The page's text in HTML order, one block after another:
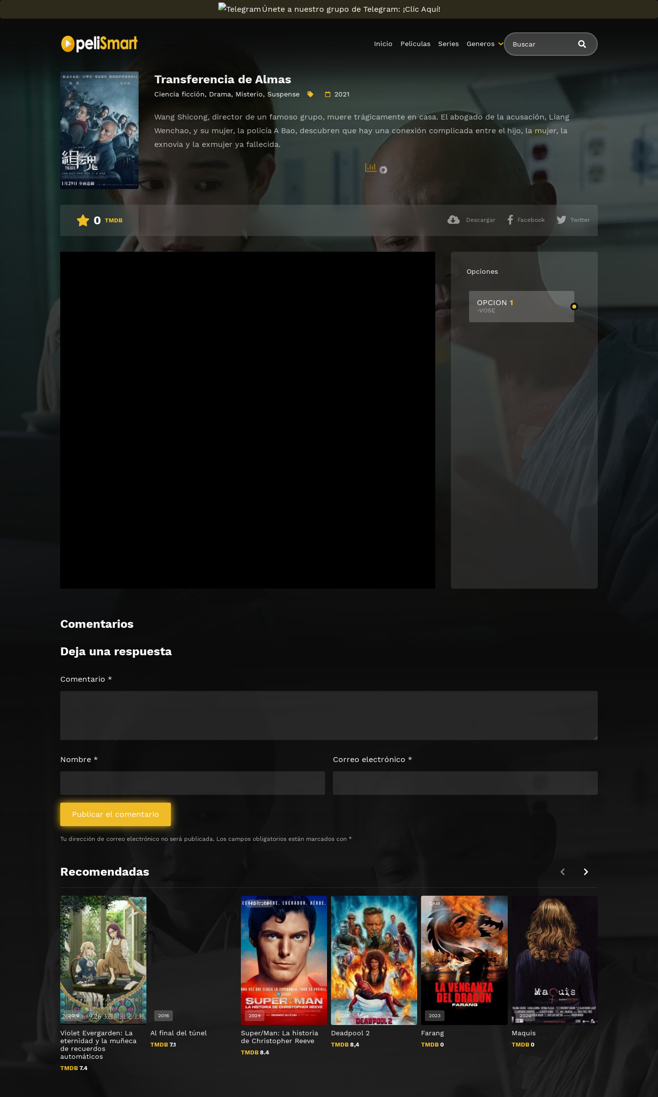
Únete a nuestro grupo de Telegram: ¡Clic Aquí!
Inicio Peliculas Series Generos
Transferencia de Almas
Ciencia ficción, Drama, Misterio, Suspense 2021
Wang Shicong, director de un famoso grupo, muere trágicamente en casa. El abogado de la acusación, Liang
Wenchao, y su mujer, la policía A Bao, descubren que hay una conexión complicada entre el hijo, la mujer, la
exnovia y la exmujer ya fallecida.
0 TMDB Descargar Facebook Twitter
🔒 Acceso Requerido
Opciones
OPCION 1
-VOSE
Comentarios
Deja una respuesta
Tu dirección de correo electrónico no será publicada. Los campos obligatorios están marcados con *
Comentario *
Nombre * Correo electrónico *
Recomendadas
Violet Evergarden: La
eternidad y la muñeca
de recuerdos
automáticos
TMDB 7.4
2019
Al final del túnel
TMDB 7.1
2016
Super/Man: La historia
de Christopher Reeve
TMDB8.4
HD 720P
2024
Deadpool 2
TMDB8,4
2018
Farang
TMDB 0
CAM
2023
Maquis
TMDB0
2020